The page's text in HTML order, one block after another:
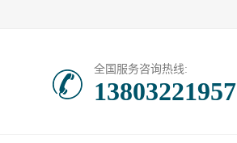
全国服务咨询热线:
13803221957